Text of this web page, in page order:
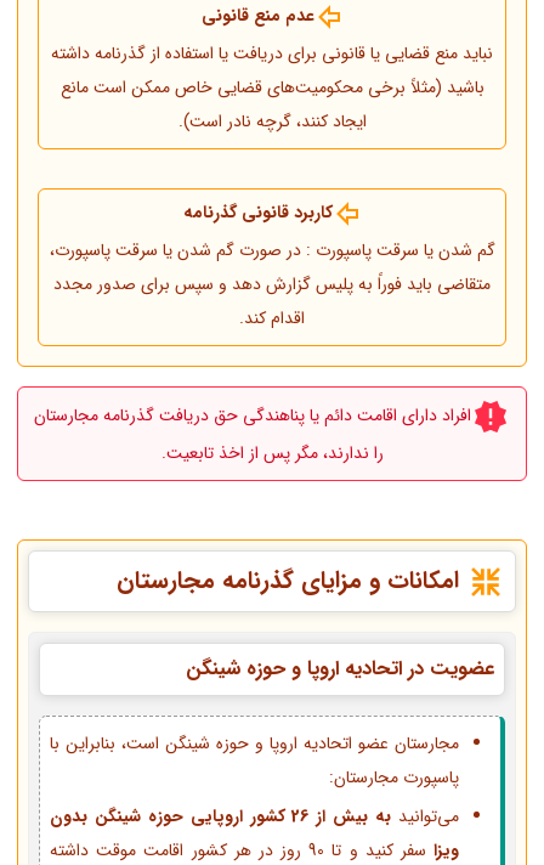
عدم منع قانونی
نباید منع قضایی یا قانونی برای دریافت یا استفاده از گذرنامه داشته
باشید (مثلاً برخی محکومیت‌های قضایی خاص ممکن است مانع
ایجاد کنند، گرچه نادر است).
کاربرد قانونی گذرنامه
گم شدن یا سرقت پاسپورت : در صورت گم شدن یا سرقت پاسپورت،
متقاضی باید فوراً به پلیس گزارش دهد و سپس برای صدور مجدد
اقدام کند.
افراد دارای اقامت دائم یا پناهندگی حق دریافت گذرنامه مجارستان
را ندارند، مگر پس از اخذ تابعیت.
امکانات و مزایای گذرنامه مجارستان
عضویت در اتحادیه اروپا و حوزه شینگن
مجارستان عضو اتحادیه اروپا و حوزه شینگن است، بنابراین با
پاسپورت مجارستان:
می‌توانید
به بیش از 26 کشور اروپایی حوزه شینگن بدون
ویزا
سفر کنید و تا 90 روز در هر کشور اقامت موقت داشته